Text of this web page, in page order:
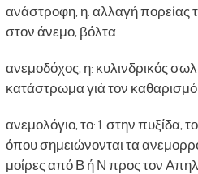
ανάστροφη, η: αλλαγή πορείας
στον άνεμο, βόλτα
ανεμοδόχος, η: κυλινδρικός
κατάστρωμα γιά τον
ανεμολόγιο, το: 1. στην πυξίδα,
όπου σημειώνονται τα
μοίρες από Β ή Ν προς τον